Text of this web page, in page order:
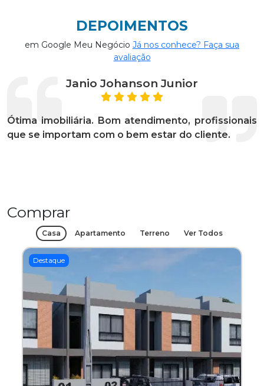
DEPOIMENTOS
em Google Meu Negócio Já nos conhece? Faça sua
avaliação
Janio Johanson Junior
Ótima imobiliária. Bom atendimento, profissionais
que se importam com o bem estar do cliente.
Comprar
Casa Apartamento Terreno Ver Todos
Destaque